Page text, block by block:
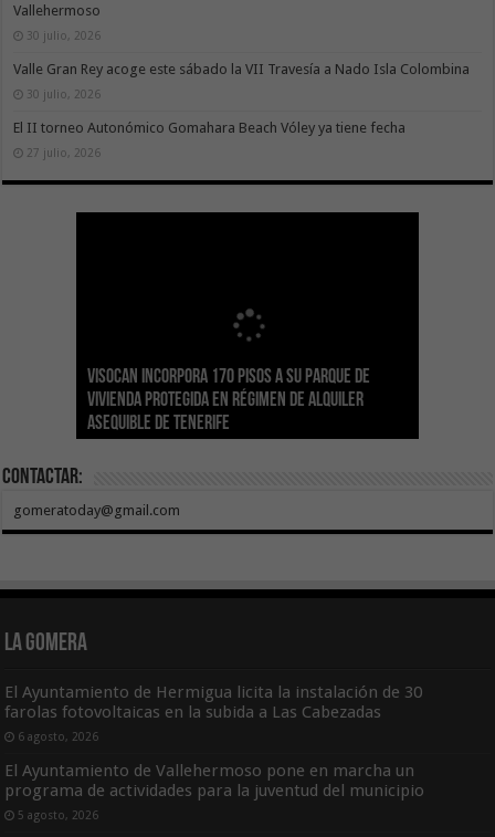
Vallehermoso
30 julio, 2026
Valle Gran Rey acoge este sábado la VII Travesía a Nado Isla Colombina
30 julio, 2026
El II torneo Autonómico Gomahara Beach Vóley ya tiene fecha
27 julio, 2026
Visocan incorpora 170 pisos a su parque de
vivienda protegida en régimen de alquiler
asequible de Tenerife
Sanidad refuerza la capacidad diagnóstica de
los centros de salud con el impulso de la
ecografía clínica
El Gobierno de Canarias convoca el Concurso de
Sal Marina Agrocanarias 2026
Transición despliega un sistema fotovoltaico
autónomo en los edificios del Parque Nacional
del Teide
La ESSSCAN inicia la formación en primeros
auxilios para árbitros deportivos dentro del
Proyecto Ganar
El Gobierno de Canarias concede ayudas por
valor de 1,19M€ a las Cofradías de Pescadores
para sufragar sus gastos corrientes
Contactar:
gomeratoday@gmail.com
La Gomera
El Ayuntamiento de Hermigua licita la instalación de 30
farolas fotovoltaicas en la subida a Las Cabezadas
6 agosto, 2026
El Ayuntamiento de Vallehermoso pone en marcha un
programa de actividades para la juventud del municipio
5 agosto, 2026